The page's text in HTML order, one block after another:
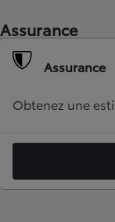
Assurance
Assurance
Obtenez une